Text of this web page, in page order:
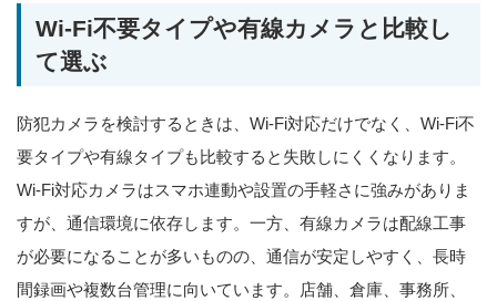
Wi-Fi不要タイプや有線カメラと比較し
て選ぶ
防犯カメラを検討するときは、Wi-Fi対応だけでなく、Wi-Fi不
要タイプや有線タイプも比較すると失敗しにくくなります。
Wi-Fi対応カメラはスマホ連動や設置の手軽さに強みがありま
すが、通信環境に依存します。一方、有線カメラは配線工事
が必要になることが多いものの、通信が安定しやすく、長時
間録画や複数台管理に向いています。店舗、倉庫、事務所、